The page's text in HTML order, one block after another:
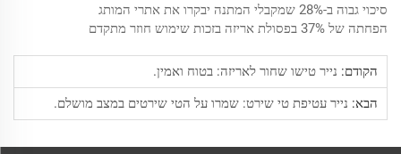
סיכוי גבוה ב-28% שמקבלי המתנה יבקרו את אתרי המותג
הפחתה של 37% בפסולת אריזה בזכות שימוש חוזר מתקדם
הקודם: נייר טישו שחור לאריזה: בטוח ואמין.
הבא: נייר עטיפת טי שירט: שמרו על הטי שירטים במצב מושלם.